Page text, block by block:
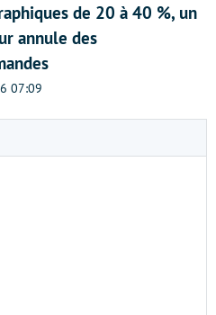
de 20 à 40 %, un
annule des
07:09